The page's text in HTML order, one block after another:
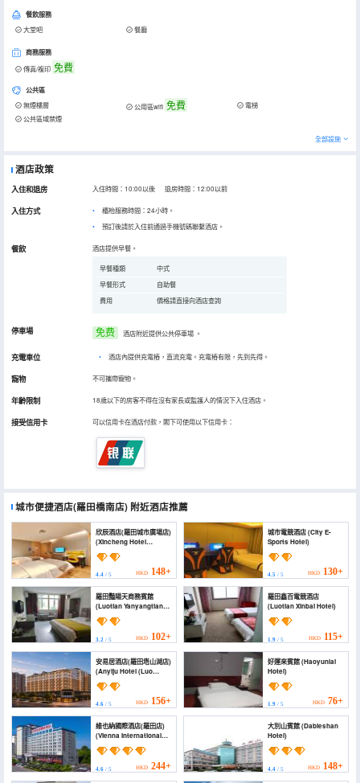
餐飲服務
大堂吧 餐廳
商務服務
傳真/複印 免費
公共區
無煙樓層 公用區wifi 免費
電梯
公共區域禁煙
全部設施
酒店政策
入住和退房 入住時間：10:00以後 退房時間：12:00以前
入住方式
櫃枱服務時間：24小時。
預訂後請於入住前通過手機號碼聯繫酒店。
餐飲 酒店提供早餐。
早餐種類
中式
早餐形式
自助餐
費用
價格請直接向酒店查詢
停車場 免费 酒店附近提供公共停車場 。
充電車位 • 酒店內提供充電樁，直流充電。充電樁有限，先到先得。
寵物 不可攜帶寵物。
年齡限制 18歲以下的房客不得在沒有家長或監護人的情況下入住酒店。
接受信用卡 可以信用卡在酒店付款，閣下可使用以下信用卡：
城市便捷酒店(羅田橋南店) 附近酒店推薦
欣辰酒店(羅田城市廣場店)
(Xincheng Hotel
(Luotian City Plaza))
4.4 / 5 HKD 148+
城市電競酒店 (City E-
Sports Hotel)
4.5/ 5 HKD 130+
羅田豔陽天商務賓館
(Luotian Yanyangtian
Business Hotel)
3.2 / 5 HKD 102+
羅田鑫百電競酒店
(Luotian Xinbai Hotel)
1.9/ 5 HKD 115+
安易居酒店(羅田塔山湖店)
(Anyiju Hotel (Luo
Tian))
4.6 / 5 HKD 156+
好運來賓館 (Haoyunlai
Hotel)
1.9/ 5 HKD 76+
維也納國際酒店(羅田店)
(Vienna International
Hotel)
4.6 / 5 HKD 244+
大別山賓館 (Dabieshan
Hotel)
4.4/ 5 HKD 148+